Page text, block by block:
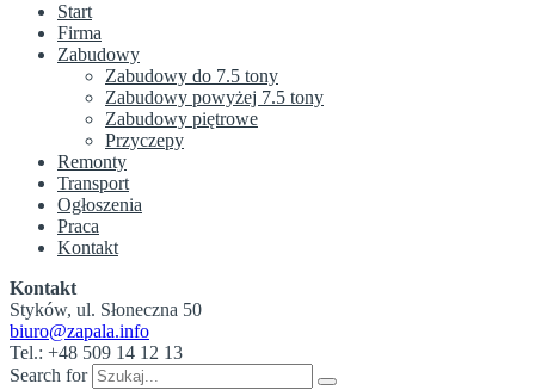
Start
Firma
Zabudowy
Zabudowy do 7.5 tony
Zabudowy powyżej 7.5 tony
Zabudowy piętrowe
Przyczepy
Remonty
Transport
Ogłoszenia
Praca
Kontakt
Kontakt
Styków, ul. Słoneczna 50
biuro@zapala.info
Tel.: +48 509 14 12 13
Search for